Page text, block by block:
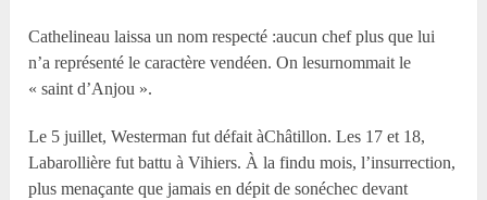
Cathelineau laissa un nom respecté :aucun chef plus que lui
n’a représenté le caractère vendéen. On lesurnommait le
« saint d’Anjou ».
Le 5 juillet, Westerman fut défait àChâtillon. Les 17 et 18,
Labarollière fut battu à Vihiers. À la findu mois, l’insurrection,
plus menaçante que jamais en dépit de sonéchec devant